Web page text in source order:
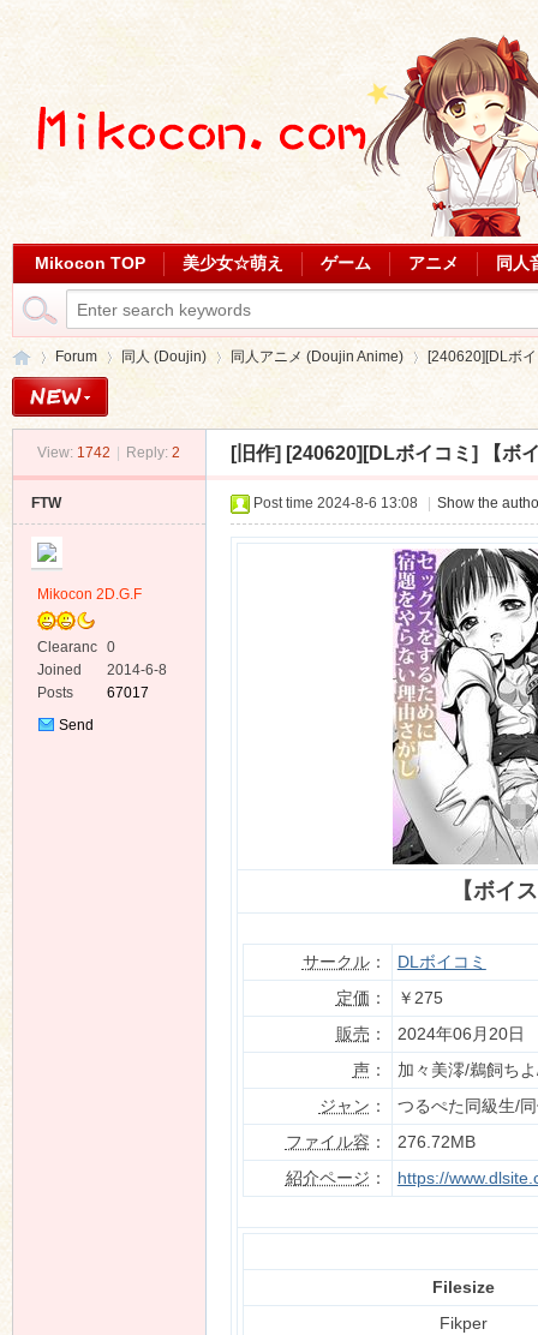
Mikocon TOP 美少女☆萌え ゲーム アニメ 同人
Forum
›
同人 (Doujin) 同人アニメ (Doujin Anime)
›
[240620][DLボ
View: 1742 Reply: 2 [旧作] [240620][DLボイコミ] 【ボ
FTW
Mikocon 2D.G.F
Clearanc
e
0
Joined
2014-6-8
Posts
67017
Send
Post time 2024-8-6 13:08 Show the
【ボイ
サークル：
DLボイコミ
定価 ：
￥275
販売 ：
2024年06月20日
声：
加々美澪/鵜飼ち
ジャン ：
つるぺた同級生/
ファイル容 ：
276.72MB
紹介ページ ： https://
Filesize
Fikper